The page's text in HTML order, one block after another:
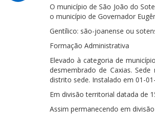
O município de São João do
o município de Governador
Gentílico: são-joanense ou
Formação Administrativa
Elevado à categoria de
desmembrado de Caxias.
distrito sede. Instalado em 01-
Em divisão territorial datada de
Assim permanecendo em